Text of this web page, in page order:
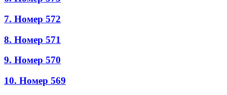
7. Номер 572
8. Номер 571
9. Номер 570
10. Номер 569